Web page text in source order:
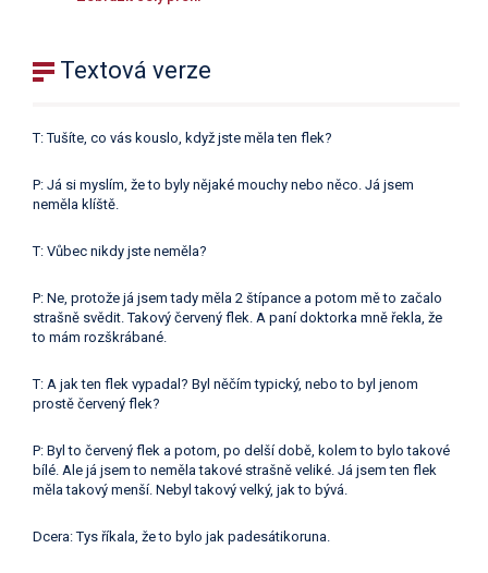
Textová verze
T: Tušíte, co vás kouslo, když jste měla ten flek?
P: Já si myslím, že to byly nějaké mouchy nebo něco. Já jsem
neměla klíště.
T: Vůbec nikdy jste neměla?
P: Ne, protože já jsem tady měla 2 štípance a potom mě to začalo
strašně svědit. Takový červený flek. A paní doktorka mně řekla, že
to mám rozškrábané.
T: A jak ten flek vypadal? Byl něčím typický, nebo to byl jenom
prostě červený flek?
P: Byl to červený flek a potom, po delší době, kolem to bylo takové
bílé. Ale já jsem to neměla takové strašně veliké. Já jsem ten flek
měla takový menší. Nebyl takový velký, jak to bývá.
Dcera: Tys říkala, že to bylo jak padesátikoruna.